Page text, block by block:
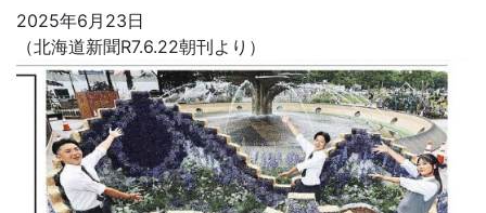
2025年6月23日
（北海道新聞R7.6.22朝刊より）